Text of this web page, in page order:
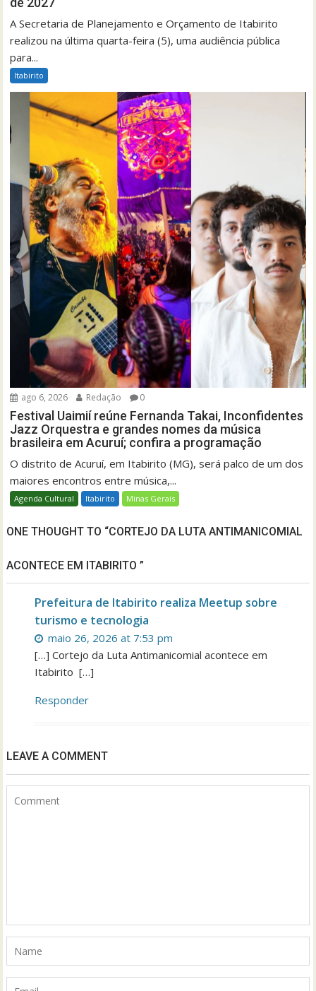
A Secretaria de Planejamento e Orçamento de Itabirito
realizou na última quarta-feira (5), uma audiência pública
para...
Itabirito
ago 6, 2026 Redação 0
Festival Uaimií reúne Fernanda Takai, Inconfidentes
Jazz Orquestra e grandes nomes da música
brasileira em Acuruí; confira a programação
O distrito de Acuruí, em Itabirito (MG), será palco de um dos
maiores encontros entre música,...
Agenda Cultural Itabirito Minas Gerais
ONE THOUGHT TO “CORTEJO DA LUTA ANTIMANICOMIAL
ACONTECE EM ITABIRITO ”
Prefeitura de Itabirito realiza Meetup sobre
turismo e tecnologia
maio 26, 2026 at 7:53 pm
[…] Cortejo da Luta Antimanicomial acontece em
Itabirito […]
Responder
LEAVE A COMMENT